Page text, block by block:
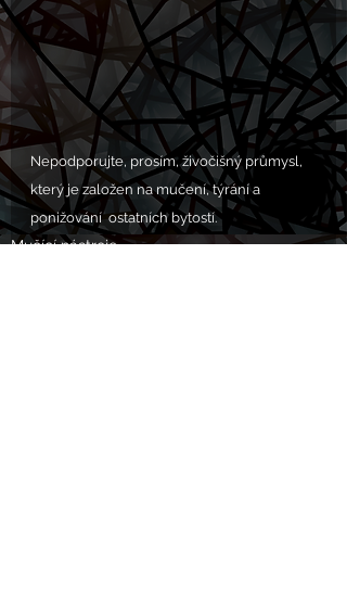
Nepodporujte, prosím, živočišný průmysl,
který je založen na mučení, týrání a
ponižování  ostatních bytostí.
Mučící nástroje